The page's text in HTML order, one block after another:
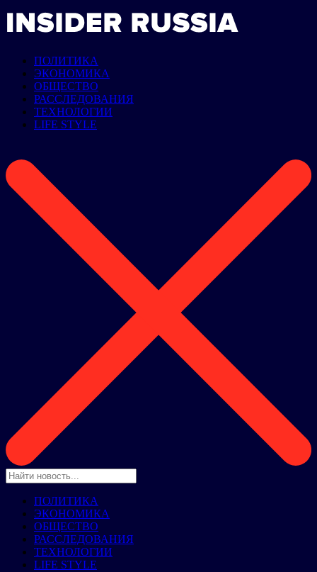
ПОЛИТИКА
ЭКОНОМИКА
ОБЩЕСТВО
РАССЛЕДОВАНИЯ
ТЕХНОЛОГИИ
LIFE STYLE
ПОЛИТИКА
ЭКОНОМИКА
ОБЩЕСТВО
РАССЛЕДОВАНИЯ
ТЕХНОЛОГИИ
LIFE STYLE